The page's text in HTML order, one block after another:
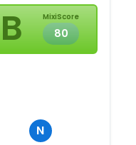
B MixiScore
80
N